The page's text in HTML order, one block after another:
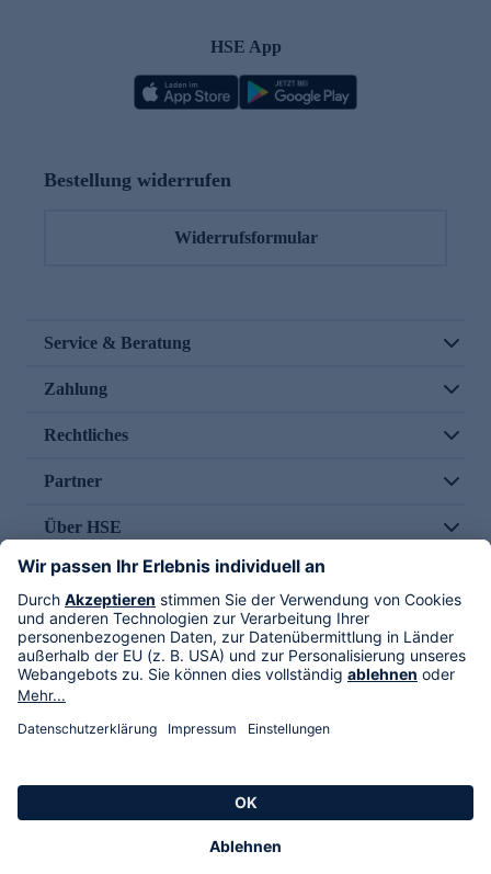
HSE App
Bestellung widerrufen
Widerrufsformular
Service & Beratung
Zahlung
Rechtliches
Partner
Über HSE
Im TV
HSE International